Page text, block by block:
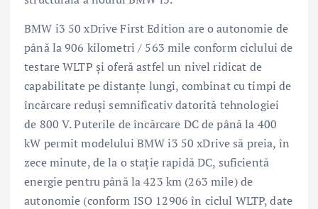
BMW i3 50 xDrive First Edition are o autonomie de
până la 906 kilometri / 563 mile conform ciclului de
testare WLTP și oferă astfel un nivel ridicat de
capabilitate pe distanțe lungi, combinat cu timpi de
încărcare reduși semnificativ datorită tehnologiei
de 800 V. Puterile de încărcare DC de până la 400
kW permit modelului BMW i3 50 xDrive să preia, în
zece minute, de la o stație rapidă DC, suficientă
energie pentru până la 423 km (263 mile) de
autonomie (conform ISO 12906 în ciclul WLTP, date